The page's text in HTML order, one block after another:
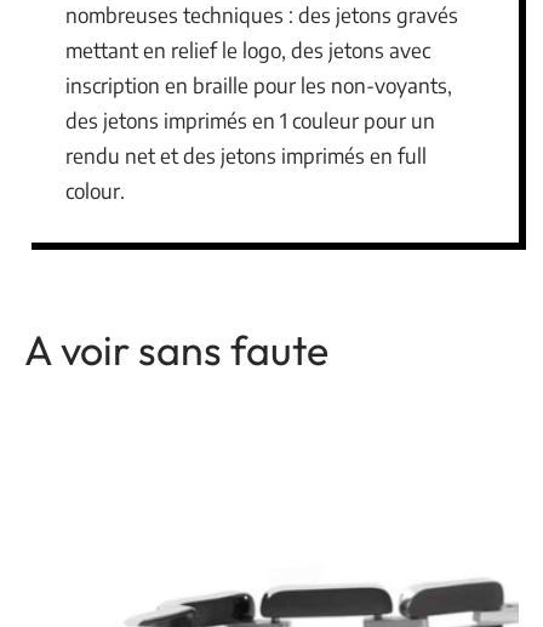
nombreuses techniques : des jetons gravés
mettant en relief le logo, des jetons avec
inscription en braille pour les non-voyants,
des jetons imprimés en 1 couleur pour un
rendu net et des jetons imprimés en full
colour.
A voir sans faute